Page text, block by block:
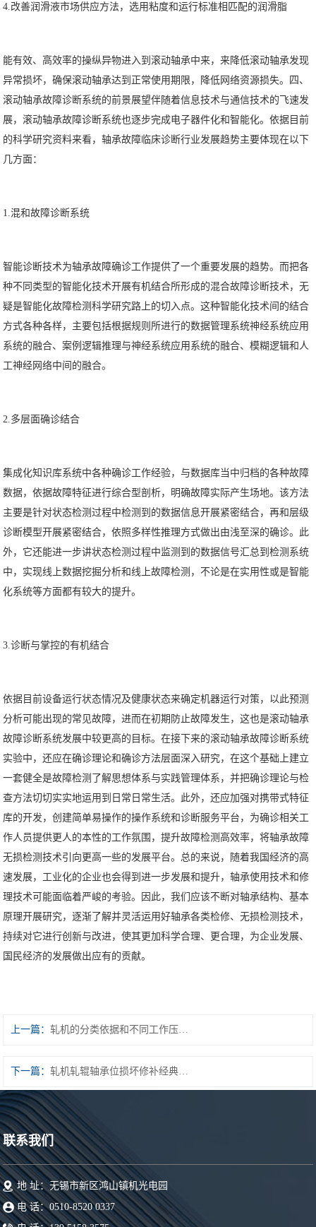
4.改善润滑液市场供应方法，选用粘度和运行标准相匹配的润滑脂
能有效、高效率的操纵异物进入到滚动轴承中来，来降低滚动轴承发现
异常损坏，确保滚动轴承达到正常使用期限，降低网络资源损失。四、
滚动轴承故障诊断系统的前景展望伴随着信息技术与通信技术的飞速发
展，滚动轴承故障诊断系统也逐步完成电子器件化和智能化。依据目前
的科学研究资料来看，轴承故障临床诊断行业发展趋势主要体现在以下
几方面：
1.混和故障诊断系统
智能诊断技术为轴承故障确诊工作提供了一个重要发展的趋势。而把各
种不同类型的智能化技术开展有机结合所形成的混合故障诊断技术，无
疑是智能化故障检测科学研究路上的切入点。这种智能化技术间的结合
方式各种各样，主要包括根据规则所进行的数据管理系统神经系统应用
系统的融合、案例逻辑推理与神经系统应用系统的融合、模糊逻辑和人
工神经网络中间的融合。
2.多层面确诊结合
集成化知识库系统中各种确诊工作经验，与数据库当中归档的各种故障
数据，依据故障特征进行综合型剖析，明确故障实际产生场地。该方法
主要是针对状态检测过程中检测到的数据信息开展紧密结合，再和层级
诊断模型开展紧密结合，依照多样性推理方式做出由浅至深的确诊。此
外，它还能进一步讲状态检测过程中监测到的数据信号汇总到检测系统
中，实现线上数据挖掘分析和线上故障检测，不论是在实用性或是智能
化系统等方面都有较大的提升。
3.诊断与掌控的有机结合
依据目前设备运行状态情况及健康状态来确定机器运行对策，以此预测
分析可能出现的常见故障，进而在初期防止故障发生，这也是滚动轴承
故障诊断系统发展中较更高的目标。在接下来的滚动轴承故障诊断系统
实验中，还应在确诊理论和确诊方法层面深入研究，在这个基础上建立
一套健全是故障检测了解思想体系与实践管理体系，并把确诊理论与检
查方法切切实实地运用到日常日常生活。此外，还应加强对携带式特征
库的开发，创建简单易操作的操作系统和诊断服务平台，为确诊相关工
作人员提供更人的本性的工作氛围，提升故障检测高效率，将轴承故障
无损检测技术引向更高一些的发展平台。总的来说，随着我国经济的高
速发展，工业化的企业也会得到进一步发展和提升，轴承使用技术和修
理技术可能面临着严峻的考验。因此，我们应该不断对轴承结构、基本
原理开展研究，逐渐了解并灵活运用好轴承各类检修、无损检测技术，
持续对它进行创新与改进，使其更加科学合理、更合理，为企业发展、
国民经济的发展做出应有的贡献。
上一篇：
下一篇：
联系我们
地 址：无锡市新区鸿山镇机光电园
电 话：0510-8520 0337